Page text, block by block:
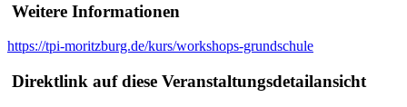
Weitere Informationen
https://tpi-moritzburg.de/kurs/workshops-grundschule
Direktlink auf diese Veranstaltungsdetailansicht